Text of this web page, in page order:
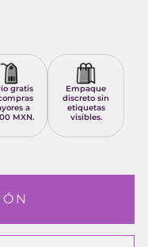
gratis
a
MXN.
Empaque
discreto sin
etiquetas
visibles.